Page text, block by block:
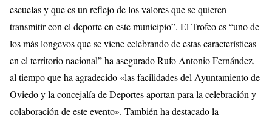
escuelas y que es un reflejo de los valores que se quieren
transmitir con el deporte en este municipio”. El Trofeo es “uno de
los más longevos que se viene celebrando de estas características
en el territorio nacional” ha asegurado Rufo Antonio Fernández,
al tiempo que ha agradecido «las facilidades del Ayuntamiento de
Oviedo y la concejalía de Deportes aportan para la celebración y
colaboración de este evento». También ha destacado la